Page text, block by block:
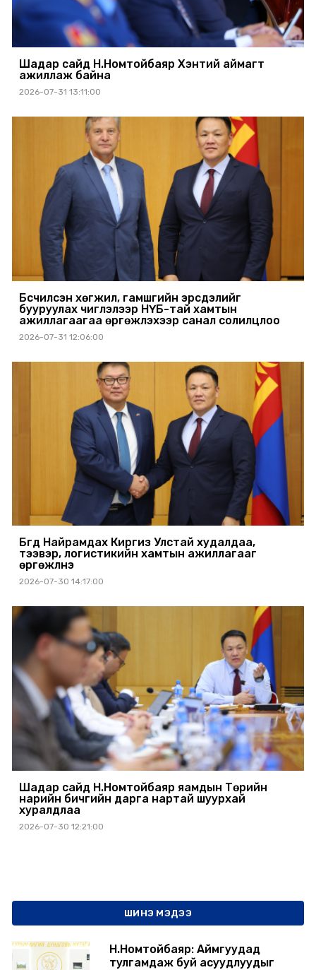
Шадар сайд Н.Номтойбаяр Хэнтий аймагт
ажиллаж байна
2026-07-31 13:11:00
Бүсчилсэн хөгжил, гамшгийн эрсдэлийг
бууруулах чиглэлээр НҮБ-тай хамтын
ажиллагаагаа өргөжүүлэхээр санал солилцлоо
2026-07-31 12:06:00
Бүгд Найрамдах Киргиз Улстай худалдаа,
тээвэр, логистикийн хамтын ажиллагааг
өргөжүүлнэ
2026-07-30 14:17:00
Шадар сайд Н.Номтойбаяр яамдын Төрийн
нарийн бичгийн дарга нартай шуурхай
хуралдлаа
2026-07-30 12:21:00
ШИНЭ МЭДЭЭ
Н.Номтойбаяр: Аймгуудад
тулгамдаж буй асуудлуудыг